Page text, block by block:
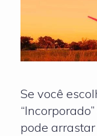
Se você
pode